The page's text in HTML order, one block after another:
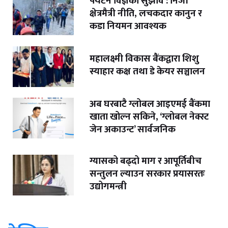
क्षेत्रमैत्री नीति, लचकदार कानुन र
कडा नियमन आवश्यक
महालक्ष्मी विकास बैंकद्वारा शिशु
स्याहार कक्ष तथा डे केयर सञ्चालन
अब घरबाटै ग्लोबल आइएमई बैंकमा
खाता खोल्न सकिने, ‘ग्लोबल नेक्स्ट
जेन अकाउन्ट’ सार्वजनिक
ग्यासको बढ्दो माग र आपूर्तिबीच
सन्तुलन ल्याउन सरकार प्रयासरतः
उद्योगमन्त्री